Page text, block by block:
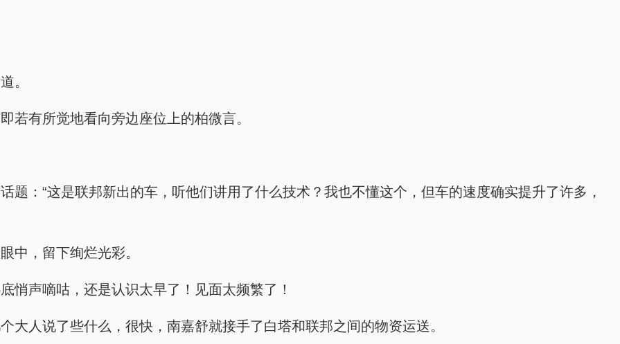
。
若有所觉地看向旁边座位上的柏微言。
题：“这是联邦新出的车，听他们讲用了什么技术？我也不懂这个，但车的速度确实提升了许多，
中，留下绚烂光彩。
悄声嘀咕，还是认识太早了！见面太频繁了！
大人说了些什么，很快，南嘉舒就接手了白塔和联邦之间的物资运送。